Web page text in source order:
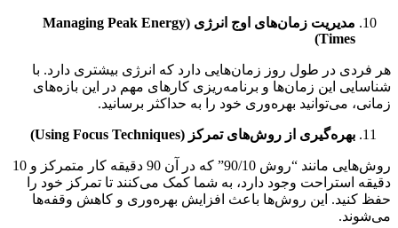
مدیریت زمان‌های اوج انرژی ( Managing Peak Energy
Times
)
در طول روز زمان‌هایی دارد که انرژی بیشتری دارد. با
این زمان‌ها و برنامه‌ریزی کارهای مهم در این بازه‌های
می‌توانید بهره‌وری خود را به حداکثر برسانید.
بهره‌گیری از روش‌های تمرکز (Using Focus Techniques
)
روش‌هایی مانند “روش 90/10” که در آن 90 دقیقه کار متمرکز و 10
استراحت وجود دارد، به شما کمک می‌کنند تا تمرکز خود را
کنید. این روش‌ها باعث افزایش بهره‌وری و کاهش وقفه‌ها